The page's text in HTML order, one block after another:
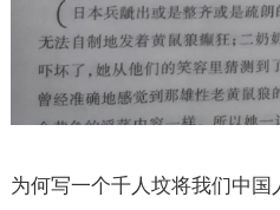
为何写一个千人坟将我们中国